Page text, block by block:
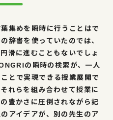
集めを瞬時に行うことはで
辞書を使っていたのでは、
滑に進むこともないでしょ
の瞬時の検索が、一人
とで実現できる授業展開で
れらを組み合わせて授業に
豊かさに圧倒されながら記
アイデアが、別の先生のア